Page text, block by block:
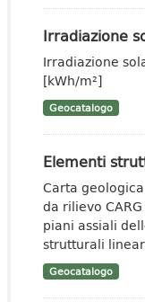
Irradiazione
Irradiazione
[kWh/m²]
Geocatalogo
Elementi
Carta
da rilievo
piani assiali
strutturali
Geocatalogo